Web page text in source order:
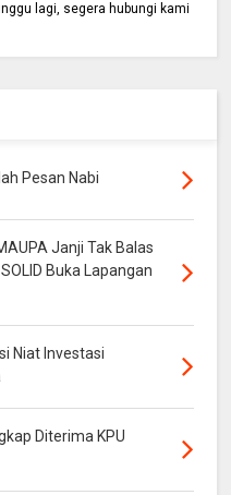
lagi, segera hubungi kami
Pesan Nabi
Janji Tak Balas
Buka Lapangan
Niat Investasi
Diterima KPU